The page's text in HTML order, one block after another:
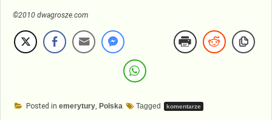
©2010 dwagrosze.com
Posted in emerytury, Polska Tagged komentarze